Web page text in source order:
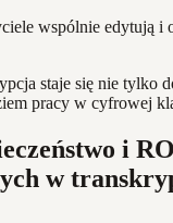
staje się nie tylko
pracy w cyfrowej
i
w